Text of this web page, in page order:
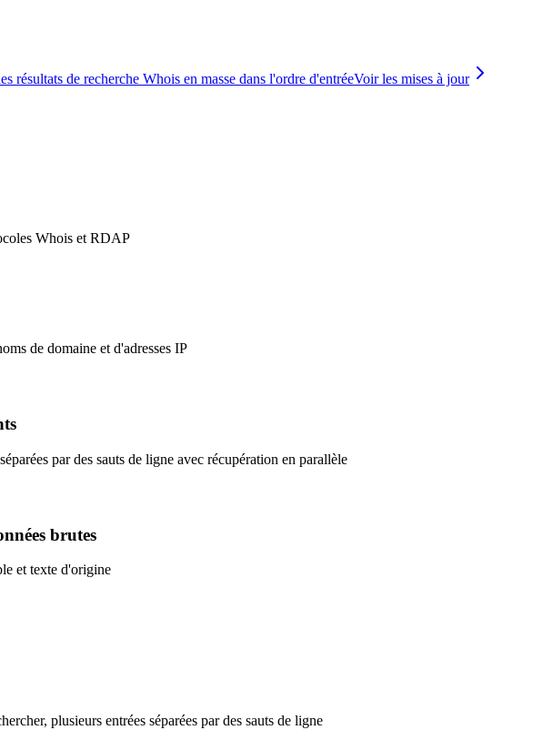
résultats de recherche Whois en masse dans l'ordre d'entréeVoir les mises à jour
Whois et RDAP
de domaine et d'adresses IP
par des sauts de ligne avec récupération en parallèle
brutes
et texte d'origine
plusieurs entrées séparées par des sauts de ligne